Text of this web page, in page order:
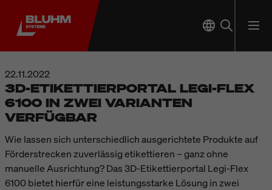
22.11.2022
3D-ETIKETTIERPORTAL LEGI-FLEX
6100 IN ZWEI VARIANTEN
VERFÜGBAR
Wie lassen sich unterschiedlich ausgerichtete Produkte auf
Förderstrecken zuverlässig etikettieren – ganz ohne
manuelle Ausrichtung? Das 3D-Etikettierportal Legi-Flex
6100 bietet hierfür eine leistungsstarke Lösung in zwei